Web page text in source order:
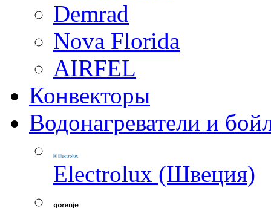
Demrad
Nova Florida
AIRFEL
Конвекторы
Водонагреватели и
Electrolux (Швеция)